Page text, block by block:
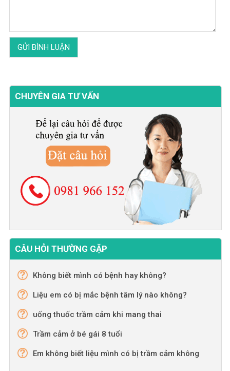
CHUYÊN GIA TƯ VẤN
CÂU HỎI THƯỜNG GẶP
Không biết mình có bệnh hay không?
Liệu em có bị mắc bệnh tâm lý nào không?
uống thuốc trầm cảm khi mang thai
Trầm cảm ở bé gái 8 tuổi
Em không biết liệu mình có bị trầm cảm không